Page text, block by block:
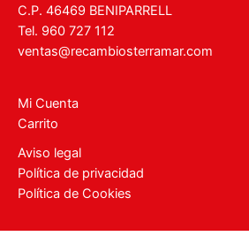
C.P. 46469 BENIPARRELL
Tel. 960 727 112
ventas@recambiosterramar.com
Mi Cuenta
Carrito
Aviso legal
Política de privacidad
Política de Cookies